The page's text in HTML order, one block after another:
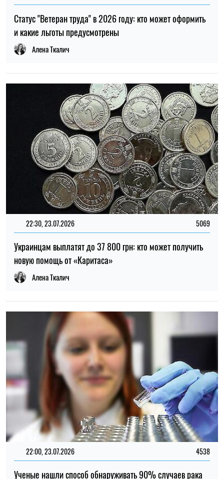
22:30, 23.07.2026
Украинцам выплатят до 37 800 грн: кто может получить
новую помощь от «Каритаса»
Алена Ткалич
22:00, 23.07.2026
Ученые нашли способ обнаруживать 90% случаев рака
поджелудочной железы на ранней стадии
Елена Расенко